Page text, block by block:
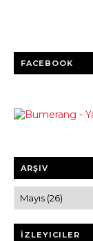
FACEBOOK
ARŞIV
İZLEYICILER